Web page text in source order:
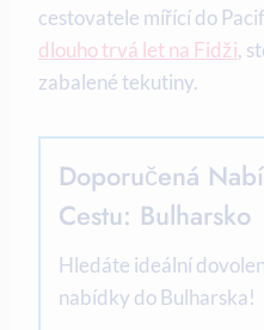
cestovatele mířící do
dlouho trvá let na Fidži,
zabalené tekutiny.
Doporučená
Cestu: Bulharsko
Hledáte ideální
nabídky do Bulharska!